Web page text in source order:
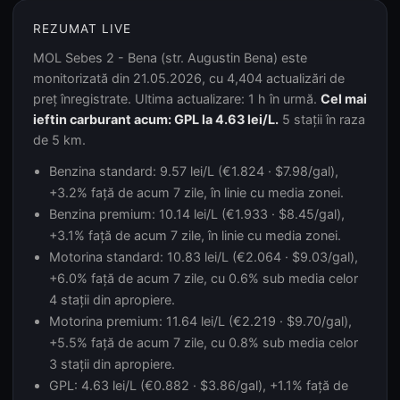
REZUMAT LIVE
MOL Sebes 2 - Bena (str. Augustin Bena) este
monitorizată din 21.05.2026, cu 4,404 actualizări de
preț înregistrate. Ultima actualizare: 1 h în urmă. Cel mai
ieftin carburant acum: GPL la 4.63 lei/L. 5 stații în raza
de 5 km.
Benzina standard: 9.57 lei/L (€1.824 · $7.98/gal),
+3.2% față de acum 7 zile, în linie cu media zonei.
Benzina premium: 10.14 lei/L (€1.933 · $8.45/gal),
+3.1% față de acum 7 zile, în linie cu media zonei.
Motorina standard: 10.83 lei/L (€2.064 · $9.03/gal),
+6.0% față de acum 7 zile, cu 0.6% sub media celor
4 stații din apropiere.
Motorina premium: 11.64 lei/L (€2.219 · $9.70/gal),
+5.5% față de acum 7 zile, cu 0.8% sub media celor
3 stații din apropiere.
GPL: 4.63 lei/L (€0.882 · $3.86/gal), +1.1% față de